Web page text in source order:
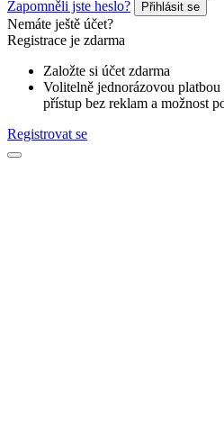
Zapomněli jste heslo?
Přihlásit se
Nemáte ještě účet?
Registrace je zdarma
Založte si účet zdarma
Volitelně jednorázovou
přístup bez reklam a možnost
Registrovat se